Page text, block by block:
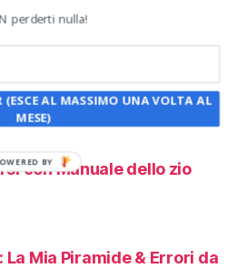
con Manuale dello zio
con Manuale dello zio
La Mia Piramide & Errori da
perderti nulla!
(ESCE AL MASSIMO UNA VOLTA AL
MESE)
BY